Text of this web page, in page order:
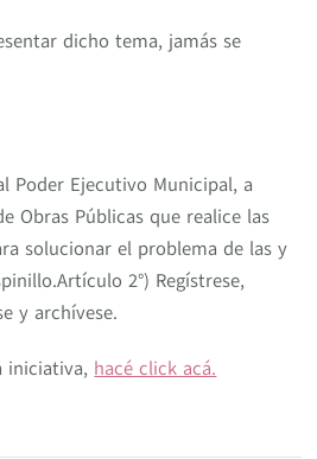
dicho tema, jamás se
Poder Ejecutivo Municipal, a
Obras Públicas que realice las
solucionar el problema de las y
2°) Regístrese,
y archívese.
iniciativa, hacé click acá.